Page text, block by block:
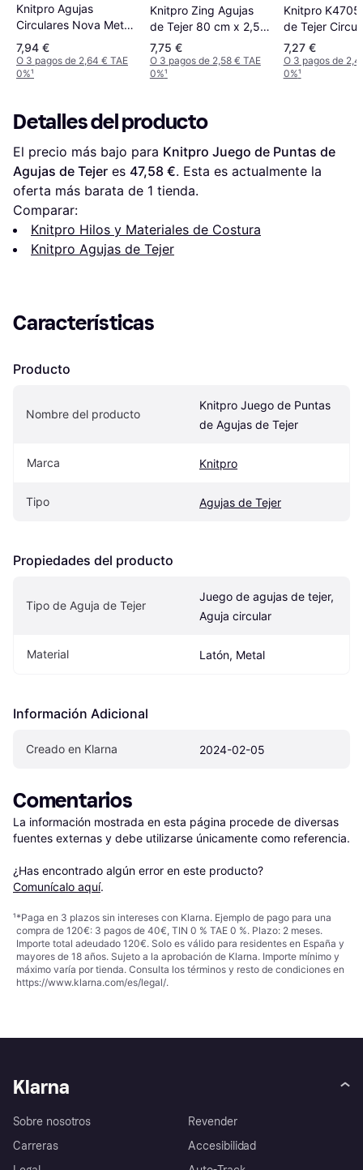
Knitpro Agujas
Circulares Nova Metal
25cm 5.00
7,94 €
O 3 pagos de 2,64 € TAE
0%¹
Knitpro Zing Agujas
de Tejer 80 cm x 2,5
mm Metal Rojo 2,5
7,75 €
O 3 pagos de 2,58 € TAE
0%¹
Knitpro
de Tejer
mm
7,27 €
O 3 pagos de
0%¹
Detalles del producto
El precio más bajo para Knitpro Juego de Puntas de
Agujas de Tejer es 47,58 €. Esta es actualmente la
oferta más barata de 1 tienda.
Comparar:
Knitpro Hilos y Materiales de Costura
Knitpro Agujas de Tejer
Características
Producto
Nombre del producto
Knitpro Juego de Puntas
de Agujas de Tejer
Marca Knitpro
Tipo Agujas de Tejer
Propiedades del producto
Tipo de Aguja de Tejer
Juego de agujas de tejer,
Aguja circular
Material Latón, Metal
Información Adicional
Creado en Klarna 2024-02-05
Comentarios
La información mostrada en esta página procede de diversas
fuentes externas y debe utilizarse únicamente como referencia.
¿Has encontrado algún error en este producto?
Comunícalo aquí.
¹*Paga en 3 plazos sin intereses con Klarna. Ejemplo de pago para una
compra de 120€: 3 pagos de 40€, TIN 0 % TAE 0 %. Plazo: 2 meses.
Importe total adeudado 120€. Solo es válido para residentes en España y
mayores de 18 años. Sujeto a la aprobación de Klarna. Importe mínimo y
máximo varía por tienda. Consulta los términos y resto de condiciones en
https://www.klarna.com/es/legal/.
Klarna
Sobre nosotros
Carreras
Revender
Accesibilidad